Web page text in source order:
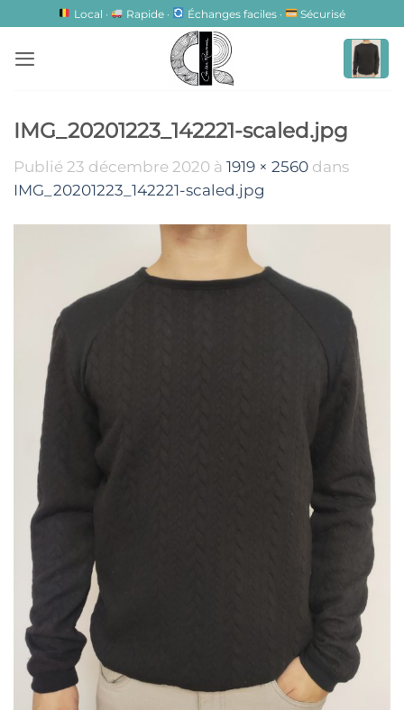
contenu
Local · Rapide · Échanges faciles · Sécurisé
IMG_20201223_142221-scaled.jpg
Publié 23 décembre 2020 à 1919 × 2560 dans
IMG_20201223_142221-scaled.jpg